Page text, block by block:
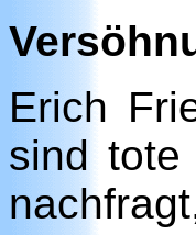
Erich
sind tote